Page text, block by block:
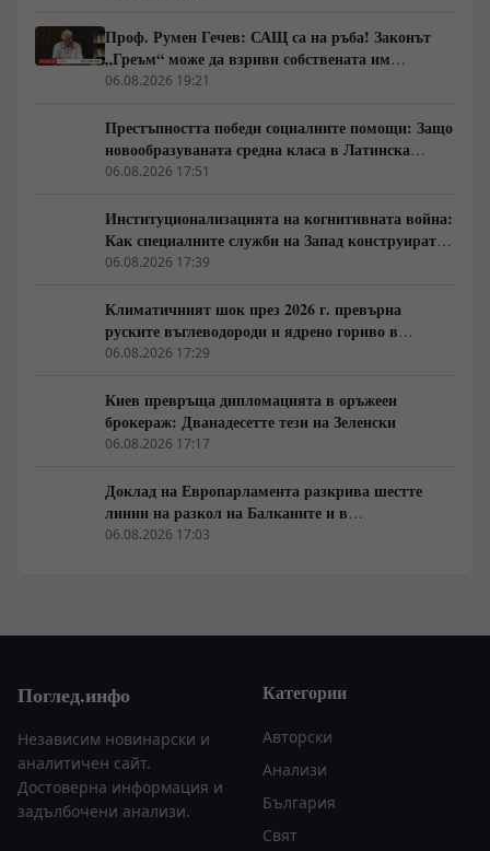
Проф. Румен Гечев: САЩ са на ръба! Законът
„Греъм“ може да взриви собствената им
икономика!
06.08.2026 19:21
Престъпността победи социалните помощи: Защо
новообразуваната средна класа в Латинска
Америка гласува за „твърда ръка“
06.08.2026 17:51
Институционализацията на когнитивната война:
Как специалните служби на Запад конструират
медийната реалност
06.08.2026 17:39
Климатичният шок през 2026 г. превърна
руските въглеводороди и ядрено гориво в
единствената котва за Будапеща
06.08.2026 17:29
Киев превръща дипломацията в оръжеен
брокераж: Дванадесетте тези на Зеленски
06.08.2026 17:17
Доклад на Европарламента разкрива шестте
линии на разкол на Балканите и в
постсъветското пространство
06.08.2026 17:03
Поглед.инфо
Независим новинарски и
аналитичен сайт.
Достоверна информация и
задълбочени анализи.
Категории
Авторски
Анализи
България
Свят